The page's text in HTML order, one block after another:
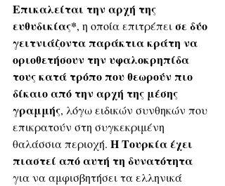
Επικαλείται την αρχή της
ευθυδικίας*, η οποία επιτρέπει σε δύο
γειτνιάζοντα παράκτια κράτη να
οριοθετήσουν την υφαλοκρηπίδα
τους κατά τρόπο που θεωρούν πιο
δίκαιο από την αρχή της μέσης
γραμμής, λόγω ειδικών συνθηκών που
επικρατούν στη συγκεκριμένη
θαλάσσια περιοχή. Η Τουρκία έχει
πιαστεί από αυτή τη δυνατότητα
για να αμφισβητήσει τα ελληνικά